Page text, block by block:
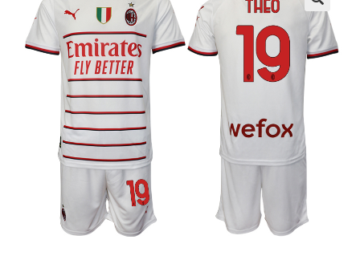
Moj račun
Zaključek nakupa